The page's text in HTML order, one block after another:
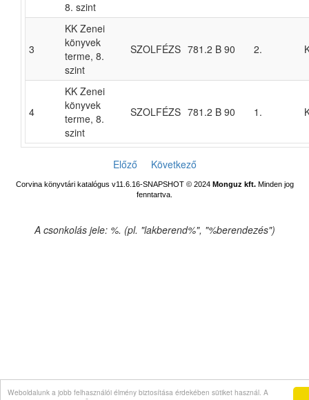
Weboldalunk a jobb felhasználói élmény biztosítása érdekében sütiket használ. A
8. szint
3
KK Zenei
könyvek
terme, 8.
szint
SZOLFÉZS 781.2 B 90 2.
4
KK Zenei
könyvek
terme, 8.
szint
SZOLFÉZS 781.2 B 90 1.
Előző Következő
Corvina könyvtári katalógus v11.6.16-SNAPSHOT© 2024 Monguz kft.Minden jog
fenntartva.
A csonkolás jele: %. (pl. "lakberend%", "%berendezés")